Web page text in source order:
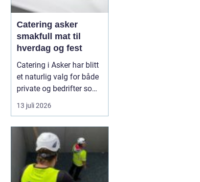
Catering asker
smakfull mat til
hverdag og fest
Catering i Asker har blitt
et naturlig valg for både
private og bedrifter som
ønsker god mat uten styr
og stress. Mange ønsker
eller kollegaer hjemme,
på jobben eller i leid
lokasjon, men uten å
bruke hele dagen på
13 juli 2026